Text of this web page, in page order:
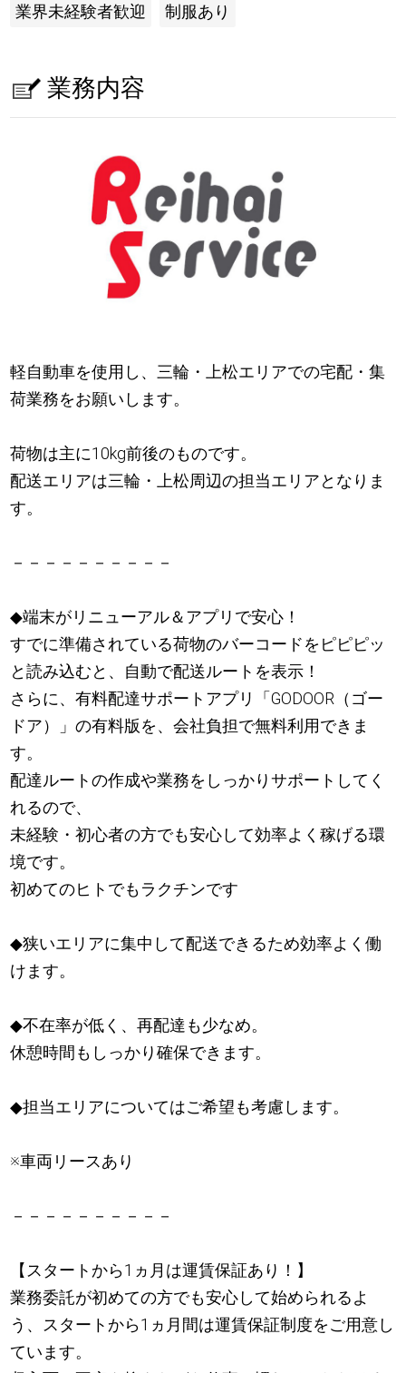
業界未経験者歓迎 制服あり
業務内容
軽自動車を使用し、三輪・上松エリアでの宅配・集
荷業務をお願いします。
荷物は主に10kg前後のものです。
配送エリアは三輪・上松周辺の担当エリアとなりま
す。
－－－－－－－－－－
◆端末がリニューアル＆アプリで安心！
すでに準備されている荷物のバーコードをピピピッ
と読み込むと、自動で配送ルートを表示！
さらに、有料配達サポートアプリ「GODOOR（ゴー
ドア）」の有料版を、会社負担で無料利用できま
す。
配達ルートの作成や業務をしっかりサポートしてく
れるので、
未経験・初心者の方でも安心して効率よく稼げる環
境です。
初めてのヒトでもラクチンです
◆狭いエリアに集中して配送できるため効率よく働
けます。
◆不在率が低く、再配達も少なめ。
休憩時間もしっかり確保できます。
◆担当エリアについてはご希望も考慮します。
※車両リースあり
－－－－－－－－－－
【スタートから1ヵ月は運賃保証あり！】
業務委託が初めての方でも安心して始められるよ
う、スタートから1ヵ月間は運賃保証制度をご用意し
ています。